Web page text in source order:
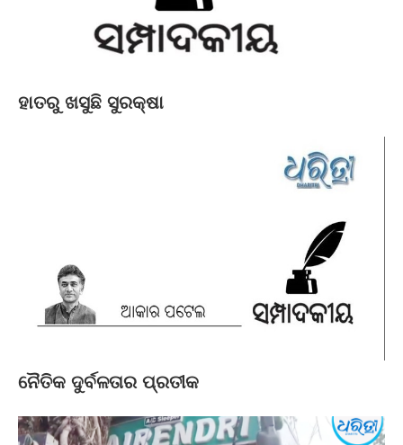
ହାତରୁ ଖସୁଛି ସୁରକ୍ଷା
ନୈତିକ ଦୁର୍ବଳତାର ପ୍ରତୀକ